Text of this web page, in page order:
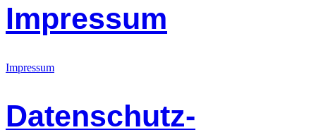
Impressum
Impressum
Datenschutz-